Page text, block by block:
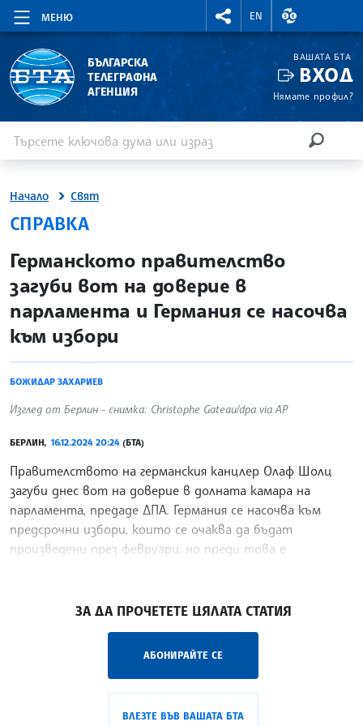
МЕНЮ
RIGHTMENU.SOCIAL
EN
ВАЛУТНИ
БЪЛГАРСКА
ТЕЛЕГРАФНА
АГЕНЦИЯ
ВАШАТА БТА
ВХОД
Нямате профил?
Начало Свят
СПРАВКА
site.bta
Германското правителство
загуби вот на доверие в
парламента и Германия се насочва
към избори
БОЖИДАР ЗАХАРИЕВ
Изглед от Берлин - снимка: Christophe Gateau/dpa via AP
БЕРЛИН, 16.12.2024 20:24 (БТА)
Правителството на германския канцлер Олаф Шолц
загуби днес вот на доверие в долната камара на
парламента, предаде ДПА. Германия се насочва към
предсрочни избори, които се очаква да бъдат
произведени през февруари, но преди това е
ЗА ДА ПРОЧЕТЕТЕ ЦЯЛАТА СТАТИЯ
АБОНИРАЙТЕ СЕ
ВЛЕЗТЕ ВЪВ ВАШАТА БТА